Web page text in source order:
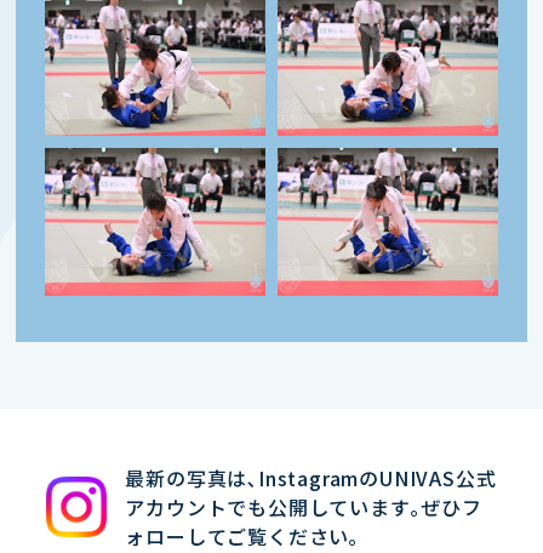
最新の写真は､InstagramのUNIVAS公式
アカウントでも公開しています｡ぜひフ
ォローしてご覧ください｡